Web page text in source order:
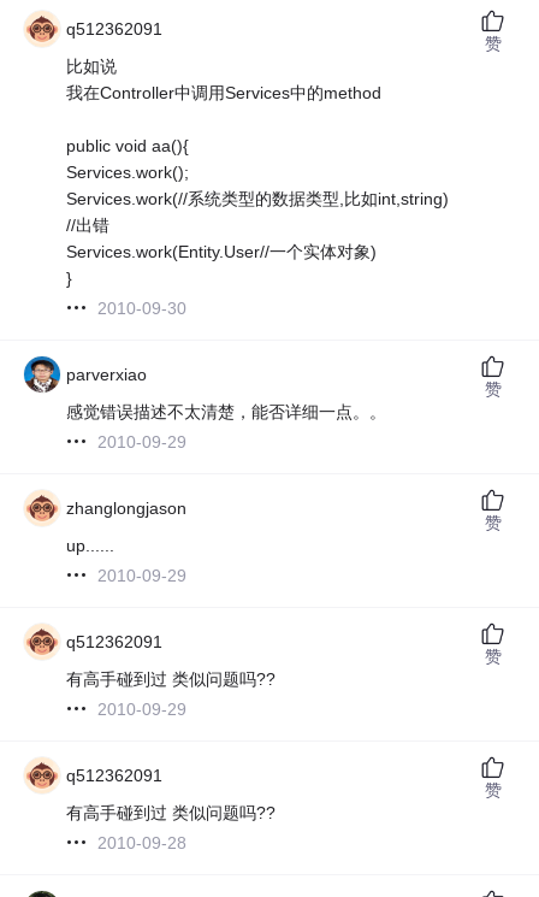
q512362091
比如说
我在Controller中调用Services中的method
public void aa(){
Services.work();
Services.work(//系统类型的数据类型,比如int,string)
//出错
Services.work(Entity.User//一个实体对象)
}
2010-09-30
赞
parverxiao
感觉错误描述不太清楚，能否详细一点。。
2010-09-29
赞
zhanglongjason
up......
2010-09-29
赞
q512362091
有高手碰到过 类似问题吗??
2010-09-29
赞
q512362091
有高手碰到过 类似问题吗??
2010-09-28
赞